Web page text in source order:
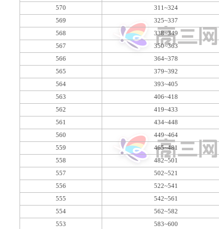
570
311~324
569
325~337
568
338~349
567
350~363
566
364~378
565
379~392
564
393~405
563
406~418
562
419~433
561
434~448
560
449~464
559
465~481
558
482~501
557
502~521
556
522~541
555
542~561
554
562~582
553
583~600